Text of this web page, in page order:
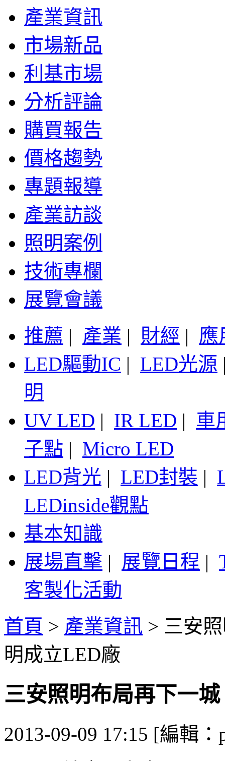
產業資訊
市場新品
利基市場
分析評論
購買報告
價格趨勢
專題報導
產業訪談
照明案例
技術專欄
展覽會議
推薦 | 產業 | 財經 | 應
LED驅動IC | LED光源
明
UV LED | IR LED | 車
子點 | Micro LED
LED背光 | LED封裝 |
LEDinside觀點
基本知識
展場直擊 | 展覽日程 |
客製化活動
首頁 > 產業資訊 > 三安
明成立LED廠
三安照明布局再下一
2013-09-09 17:15 [編輯：